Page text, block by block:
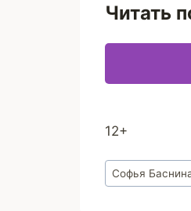
Читать
12+
Метки
записи:
Софья